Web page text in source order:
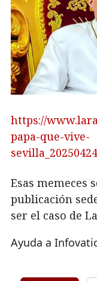
https://
papa-que-vive-
Esas memeces
publicación
ser el caso de
Ayuda a